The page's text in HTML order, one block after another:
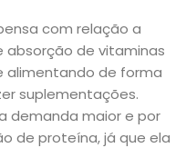
com relação a
de vitaminas
alimentando de forma
suplementações.
demanda maior e por
de proteína, já que ela